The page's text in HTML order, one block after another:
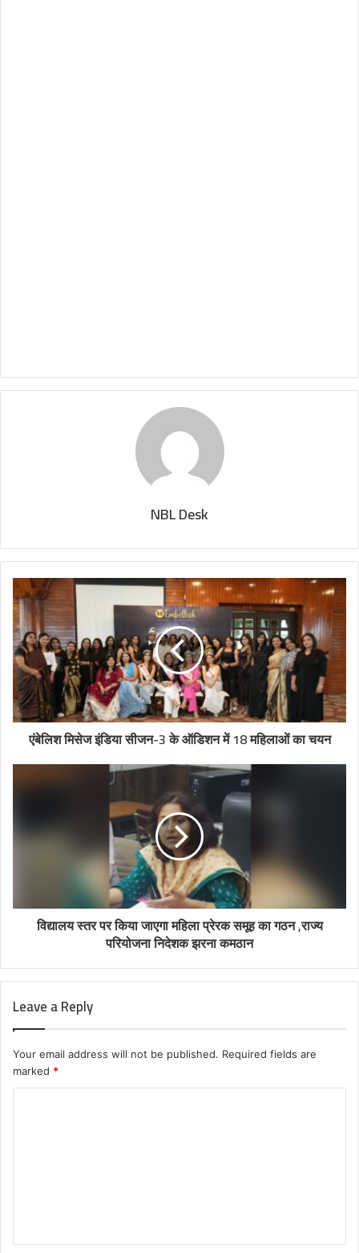
NBL Desk
एंबेलिश मिसेज इंडिया सीजन-3 के ऑडिशन में 18 महिलाओं का चयन
विद्यालय स्तर पर किया जाएगा महिला प्रेरक समूह का गठन ,राज्य
परियोजना निदेशक झरना कमठान
Leave a Reply
Your email address will not be published. Required fields are
marked *
t